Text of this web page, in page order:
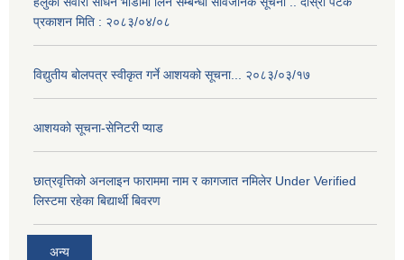
प्रकाशन मिति : २०८३/०४/०८
विद्युतीय बोलपत्र स्वीकृत गर्ने आशयको सूचना... २०८३/०३/१७
आशयको सूचना-सेनिटरी प्याड
छात्रवृत्तिको अनलाइन फाराममा नाम र कागजात नमिलेर Under Verified
लिस्टमा रहेका बिद्यार्थी बिवरण
अन्य